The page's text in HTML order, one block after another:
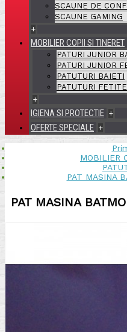
SCAUNE DE
SCAUNE GAMING
+
MOBILIER COPII SI TINERET
PATURI JUNIOR
PATURI JUNIOR
PATUTURI BAIETI
PATUTURI FETITE
+
IGIENA SI PROTECTIE +
OFERTE SPECIALE +
MOBILIER
PAT MASINA
PAT MASINA